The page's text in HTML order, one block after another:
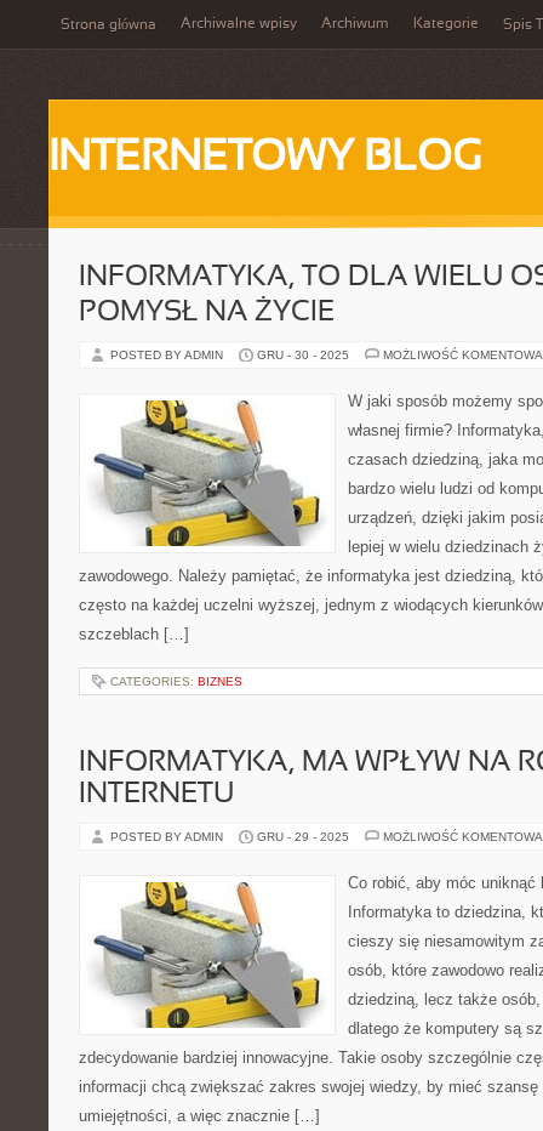
Strona główna Archiwalne wpisy Archiwum Kategorie Spis
INTERNETOWY BLOG
INFORMATYKA, TO DLA WIELU
POMYSŁ NA ŻYCIE
POSTED BY ADMIN GRU - 30 - 2025 MOŻLIWOŚĆ
W jaki sposób możemy
własnej firmie?
czasach dziedziną, jaka
bardzo wielu ludzi od
urządzeń, dzięki jakim
lepiej w wielu dziedzinach
zawodowego. Należy pamiętać, że informatyka jest dziedziną,
często na każdej uczelni wyższej, jednym z wiodących
szczeblach […]
CATEGORIES: BIZNES
INFORMATYKA, MA WPŁYW NA
INTERNETU
POSTED BY ADMIN GRU - 29 - 2025 MOŻLIWOŚĆ
Co robić, aby móc uniknąć
Informatyka to dziedzina,
cieszy się niesamowitym
osób, które zawodowo
dziedziną, lecz także
dlatego że komputery są
zdecydowanie bardziej innowacyjne. Takie osoby szczególnie
informacji chcą zwiększać zakres swojej wiedzy, by mieć szansę
umiejętności, a więc znacznie […]